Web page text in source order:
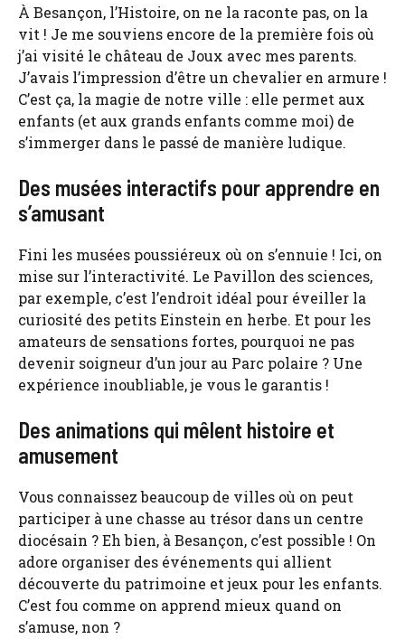
À Besançon, l’Histoire, on ne la raconte pas, on la
vit ! Je me souviens encore de la première fois où
j’ai visité le château de Joux avec mes parents.
J’avais l’impression d’être un chevalier en armure !
C’est ça, la magie de notre ville : elle permet aux
enfants (et aux grands enfants comme moi) de
s’immerger dans le passé de manière ludique.
Des musées interactifs pour apprendre en
s’amusant
Fini les musées poussiéreux où on s’ennuie ! Ici, on
mise sur l’interactivité. Le Pavillon des sciences,
par exemple, c’est l’endroit idéal pour éveiller la
curiosité des petits Einstein en herbe. Et pour les
amateurs de sensations fortes, pourquoi ne pas
devenir soigneur d’un jour au Parc polaire ? Une
expérience inoubliable, je vous le garantis !
Des animations qui mêlent histoire et
amusement
Vous connaissez beaucoup de villes où on peut
participer à une chasse au trésor dans un centre
diocésain ? Eh bien, à Besançon, c’est possible ! On
adore organiser des événements qui allient
découverte du patrimoine et jeux pour les enfants.
C’est fou comme on apprend mieux quand on
s’amuse, non ?